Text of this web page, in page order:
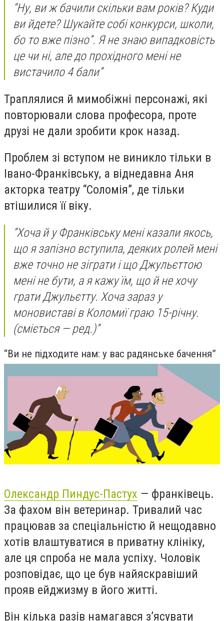
“Ну, ви ж бачили скільки вам років? Куди
ви йдете? Шукайте собі конкурси, школи,
бо то вже пізно”. Я не знаю випадковість
це чи ні, але до прохідного мені не
вистачило 4 бали”
Траплялися й мимобіжні персонажі, які
повторювали слова професора, проте
друзі не дали зробити крок назад.
Проблем зі вступом не виникло тільки в
Івано-Франківську, а віднедавна Аня
акторка театру “Соломія”, де тільки
втішилися її віку.
“Хоча й у Франківську мені казали якось,
що я запізно вступила, деяких ролей мені
вже точно не зіграти і що Джульєттою
мені не бути, а я кажу їм, що й не хочу
грати Джульєтту. Хоча зараз у
моновиставі в Коломиї граю 15-річну.
(сміється — ред.)”
“Ви не підходите нам: у вас радянське бачення”
Олександр Пиндус-Пастух — франківець.
За фахом він ветеринар. Тривалий час
працював за спеціальністю й нещодавно
хотів влаштуватися в приватну клініку,
але ця спроба не мала успіху. Чоловік
розповідає, що це був найяскравіший
прояв ейджизму в його житті.
Він кілька разів намагався з’ясувати